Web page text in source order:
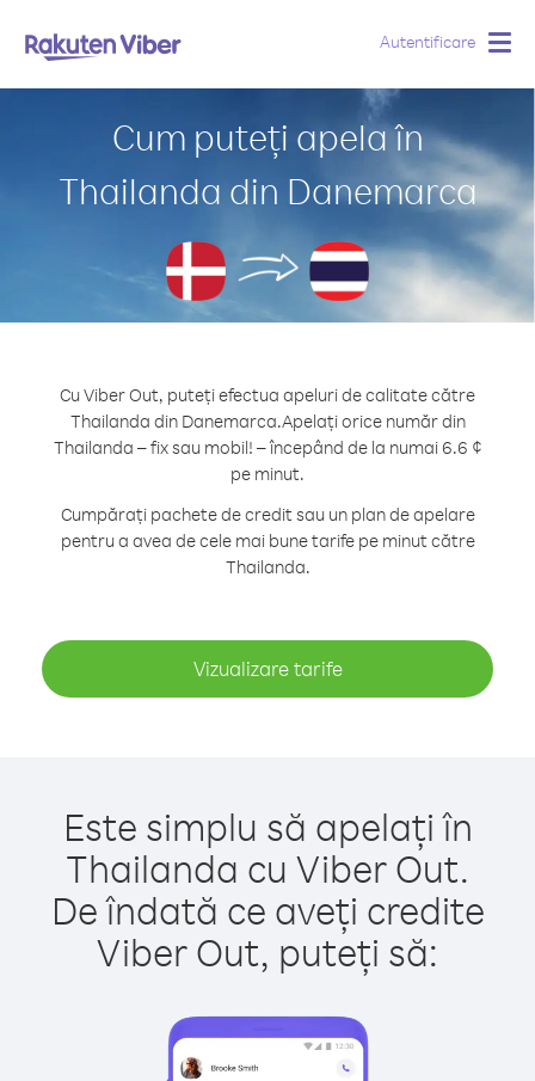
Autentificare
Cum puteți apela în
Thailanda din Danemarca
Cu Viber Out, puteți efectua apeluri de calitate către
Thailanda din Danemarca.Apelați orice număr din
Thailanda – fix sau mobil! – începând de la numai 6.6 ¢
pe minut.
Cumpărați pachete de credit sau un plan de apelare
pentru a avea de cele mai bune tarife pe minut către
Thailanda.
Vizualizare tarife
Este simplu să apelați în
Thailanda cu Viber Out.
De îndată ce aveți credite
Viber Out, puteți să: